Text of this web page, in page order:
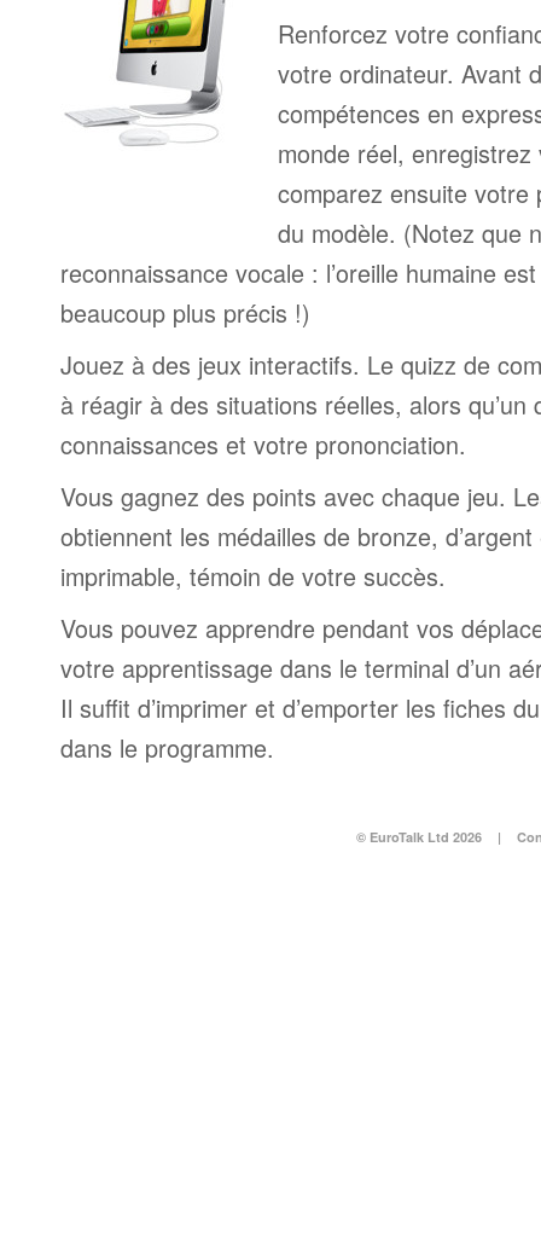
Renforcez votre
votre ordinateur. Avant
compétences en
monde réel,
comparez ensuite votre
du modèle. (Notez que
reconnaissance vocale : l’oreille humaine
beaucoup plus précis !)
Jouez à des jeux interactifs. Le quizz de
à réagir à des situations réelles, alors
connaissances et votre prononciation.
Vous gagnez des points avec chaque jeu.
obtiennent les médailles de bronze,
imprimable, témoin de votre succès.
Vous pouvez apprendre pendant vos
votre apprentissage dans le terminal d’un
Il suffit d’imprimer et d’emporter les fiches
dans le programme.
© EuroTalk Ltd 2026 |